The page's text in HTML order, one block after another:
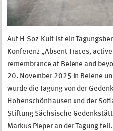
Auf H-Soz-Kult ist ein
Konferenz „Absent Traces,
remembrance at Belene and
20. November 2025 in Belene
wurde die Tagung von der
Hohenschönhausen und der
Stiftung Sächsische
Markus Pieper an der Tagung teil.